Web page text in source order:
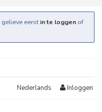
gelieve eerst in te loggen of
Nederlands Inloggen